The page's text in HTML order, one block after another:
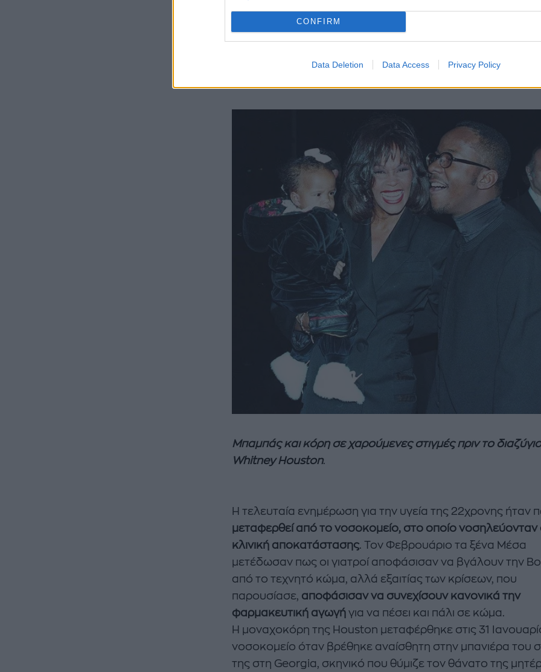
CONFIRM
Data Deletion Data Access Privacy Policy
Μπαμπάς και κόρη σε χαρούμενες στιγμές πριν το
Whitney Houston.
Η τελευταία ενημέρωση για την υγεία της 22χρονης ήταν
μεταφερθεί από το νοσοκομείο, στο οποίο νοσηλεύονταν
κλινική αποκατάστασης. Τον Φεβρουάριο τα ξένα Μέσα
μετέδωσαν πως οι γιατροί αποφάσισαν να βγάλουν την
από το τεχνητό κώμα, αλλά εξαιτίας των κρίσεων, που
παρουσίασε, αποφάσισαν να συνεχίσουν κανονικά την
φαρμακευτική αγωγή για να πέσει και πάλι σε κώμα.
Η μοναχοκόρη της Houston μεταφέρθηκε στις 31
νοσοκομείο όταν βρέθηκε αναίσθητη στην μπανιέρα του
της στη Georgia, σκηνικό που θύμιζε τον θάνατο της